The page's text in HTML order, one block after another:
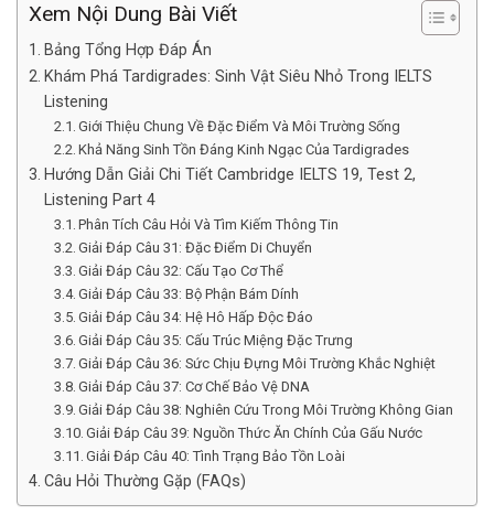
Xem Nội Dung Bài Viết
Bảng Tổng Hợp Đáp Án
Khám Phá Tardigrades: Sinh Vật Siêu Nhỏ Trong IELTS
Listening
Giới Thiệu Chung Về Đặc Điểm Và Môi Trường Sống
Khả Năng Sinh Tồn Đáng Kinh Ngạc Của Tardigrades
Hướng Dẫn Giải Chi Tiết Cambridge IELTS 19, Test 2,
Listening Part 4
Phân Tích Câu Hỏi Và Tìm Kiếm Thông Tin
Giải Đáp Câu 31: Đặc Điểm Di Chuyển
Giải Đáp Câu 32: Cấu Tạo Cơ Thể
Giải Đáp Câu 33: Bộ Phận Bám Dính
Giải Đáp Câu 34: Hệ Hô Hấp Độc Đáo
Giải Đáp Câu 35: Cấu Trúc Miệng Đặc Trưng
Giải Đáp Câu 36: Sức Chịu Đựng Môi Trường Khắc Nghiệt
Giải Đáp Câu 37: Cơ Chế Bảo Vệ DNA
Giải Đáp Câu 38: Nghiên Cứu Trong Môi Trường Không Gian
Giải Đáp Câu 39: Nguồn Thức Ăn Chính Của Gấu Nước
Giải Đáp Câu 40: Tình Trạng Bảo Tồn Loài
Câu Hỏi Thường Gặp (FAQs)